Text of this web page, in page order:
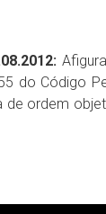
do Código
de ordem